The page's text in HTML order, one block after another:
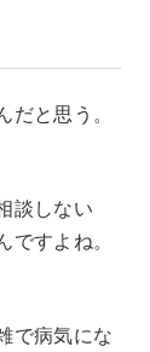
と思う。
談しない
すよね。
で病気にな